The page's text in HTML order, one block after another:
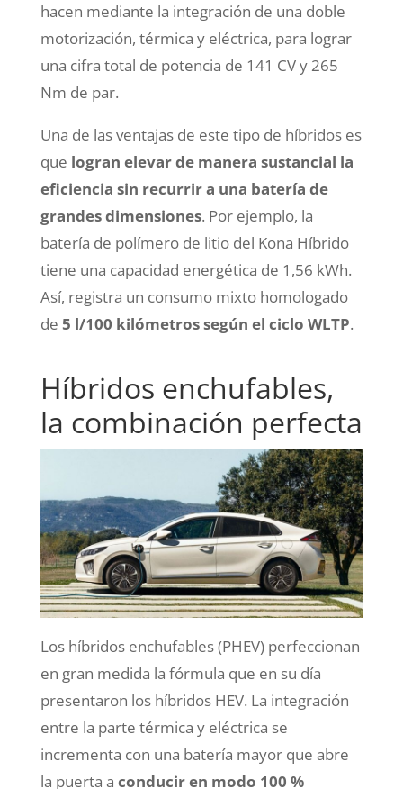
hacen mediante la integración de una doble
motorización, térmica y eléctrica, para lograr
una cifra total de potencia de 141 CV y 265
Nm de par.
Una de las ventajas de este tipo de híbridos es
que logran elevar de manera sustancial la
eficiencia sin recurrir a una batería de
grandes dimensiones. Por ejemplo, la
batería de polímero de litio del Kona Híbrido
tiene una capacidad energética de 1,56 kWh.
Así, registra un consumo mixto homologado
de 5 l/100 kilómetros según el ciclo WLTP.
Híbridos enchufables,
la combinación perfecta
Los híbridos enchufables (PHEV) perfeccionan
en gran medida la fórmula que en su día
presentaron los híbridos HEV. La integración
entre la parte térmica y eléctrica se
incrementa con una batería mayor que abre
la puerta a conducir en modo 100 %